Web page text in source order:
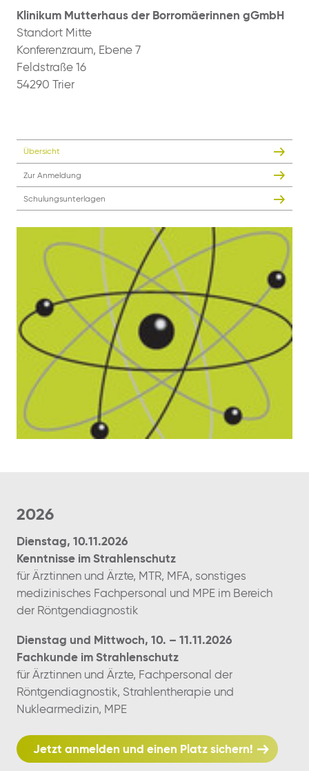
Klinikum Mutterhaus der Borromäerinnen gGmbH
Standort Mitte
Konferenzraum, Ebene 7
Feldstraße 16
54290 Trier
Übersicht
Zur Anmeldung
Schulungsunterlagen
2026
Dienstag, 10.11.2026
Kenntnisse im Strahlenschutz
für Ärztinnen und Ärzte, MTR, MFA, sonstiges
medizinisches Fachpersonal und MPE im Bereich
der Röntgendiagnostik
Dienstag und Mittwoch, 10. – 11.11.2026
Fachkunde im Strahlenschutz
für Ärztinnen und Ärzte, Fachpersonal der
Röntgendiagnostik, Strahlentherapie und
Nuklearmedizin, MPE
Jetzt anmelden und einen Platz sichern!